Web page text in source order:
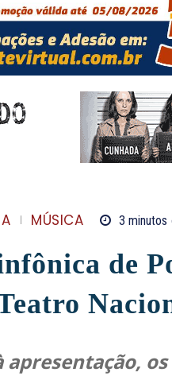
MÚSICA 3 minutos
de
apresentação,